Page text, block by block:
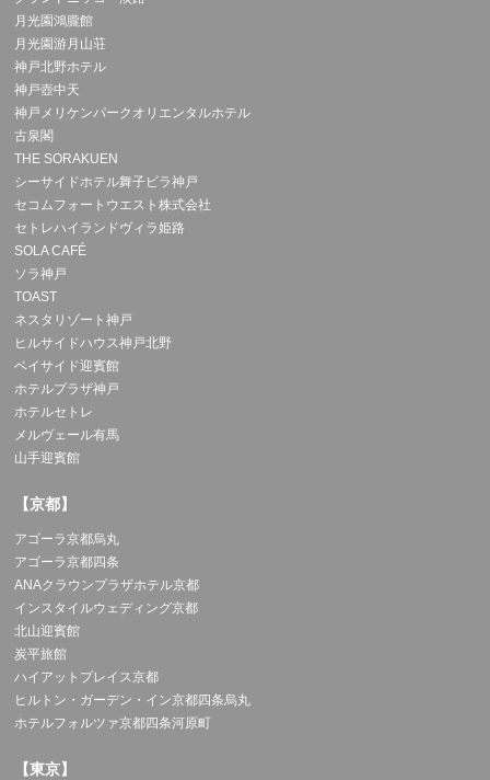
月光園鴻朧館
月光園游月山荘
神戸北野ホテル
神戸壺中天
神戸メリケンパークオリエンタルホテル
古泉閣
THE SORAKUEN
シーサイドホテル舞子ビラ神戸
セコムフォートウエスト株式会社
セトレハイランドヴィラ姫路
SOLA CAFÉ
ソラ神戸
TOAST
ネスタリゾート神戸
ヒルサイドハウス神戸北野
ベイサイド迎賓館
ホテルプラザ神戸
ホテルセトレ
メルヴェール有馬
山手迎賓館
【京都】
アゴーラ京都烏丸
アゴーラ京都四条
ANAクラウンプラザホテル京都
インスタイルウェディング京都
北山迎賓館
炭平旅館
ハイアットプレイス京都
ヒルトン・ガーデン・イン京都四条烏丸
ホテルフォルツァ京都四条河原町
【東京】